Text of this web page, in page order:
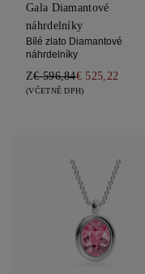
Gala Diamantové
náhrdelníky
Bílé zlato Diamantové
náhrdelníky
Z€ 596,84€ 525,22
(VČETNĚ DPH)